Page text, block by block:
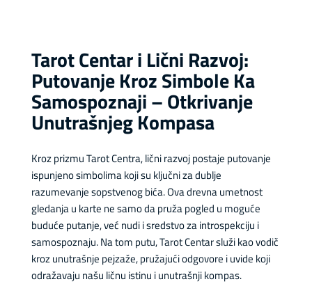
Tarot Centar i Lični Razvoj:
Putovanje Kroz Simbole Ka
Samospoznaji – Otkrivanje
Unutrašnjeg Kompasa
Kroz prizmu Tarot Centra, lični razvoj postaje putovanje
ispunjeno simbolima koji su ključni za dublje
razumevanje sopstvenog bića. Ova drevna umetnost
gledanja u karte ne samo da pruža pogled u moguće
buduće putanje, već nudi i sredstvo za introspekciju i
samospoznaju. Na tom putu, Tarot Centar služi kao vodič
kroz unutrašnje pejzaže, pružajući odgovore i uvide koji
odražavaju našu ličnu istinu i unutrašnji kompas.